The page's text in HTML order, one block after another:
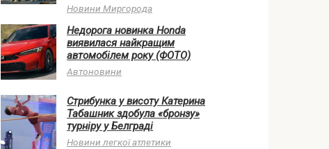
Новини Миргорода
Недорога новинка Honda
виявилася найкращим
автомобілем року (ФОТО)
Автоновини
Стрибунка у висоту Катерина
Табашник здобула «бронзу»
турніру у Белграді
Новини легкої атлетики